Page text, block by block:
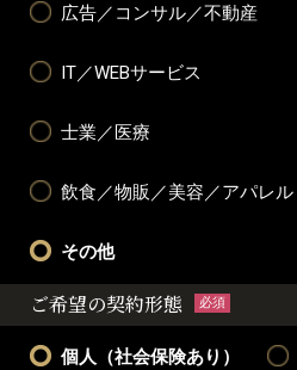
広告／コンサル／不動産
IT／WEBサービス
士業／医療
飲食／物販／美容／アパレル
その他
ご希望の契約形態 必須
個人（社会保険あり）